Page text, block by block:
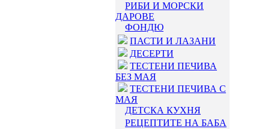
РИБИ И МОРСКИ
ДАРОВЕ
ФОНДЮ
ПАСТИ И ЛАЗАНИ
ДЕСЕРТИ
ТЕСТЕНИ ПЕЧИВА
БЕЗ МАЯ
ТЕСТЕНИ ПЕЧИВА С
МАЯ
ДЕТСКА КУХНЯ
РЕЦЕПТИТЕ НА БАБА